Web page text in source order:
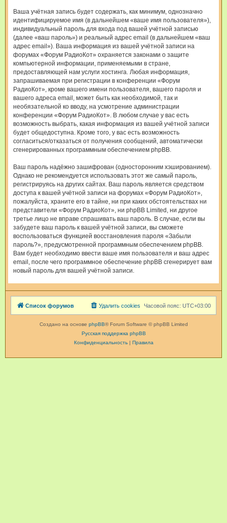
Ваша учётная запись будет содержать, как минимум, однозначно
идентифицируемое имя (в дальнейшем «ваше имя пользователя»),
индивидуальный пароль для входа под вашей учётной записью
(далее «ваш пароль») и реальный адрес email (в дальнейшем «ваш
адрес email»). Ваша информация из вашей учётной записи на
форумах «Форум РадиоКот» охраняется законами о защите
компьютерной информации, применяемыми в стране,
предоставляющей нам услуги хостинга. Любая информация,
запрашиваемая при регистрации в конференции «Форум
РадиоКот», кроме вашего имени пользователя, вашего пароля и
вашего адреса email, может быть как необходимой, так и
необязательной ко вводу, на усмотрение администрации
конференции «Форум РадиоКот». В любом случае у вас есть
возможность выбрать, какая информация из вашей учётной записи
будет общедоступна. Кроме того, у вас есть возможность
согласиться/отказаться от получения сообщений, автоматически
сгенерированных программным обеспечением phpBB.
Ваш пароль надёжно зашифрован (односторонним хэшированием).
Однако не рекомендуется использовать этот же самый пароль,
регистрируясь на других сайтах. Ваш пароль является средством
доступа к вашей учётной записи на форумах «Форум РадиоКот»,
пожалуйста, храните его в тайне, ни при каких обстоятельствах ни
представители «Форум РадиоКот», ни phpBB Limited, ни другое
третье лицо не вправе спрашивать ваш пароль. В случае, если вы
забудете ваш пароль к вашей учётной записи, вы сможете
воспользоваться функцией восстановления пароля «Забыли
пароль?», предусмотренной программным обеспечением phpBB.
Вам будет необходимо ввести ваше имя пользователя и ваш адрес
email, после чего программное обеспечение phpBB сгенерирует вам
новый пароль для вашей учётной записи.
Список форумов Часовой пояс: UTC+03:00
Удалить cookies
Создано на основе phpBB® Forum Software © phpBB Limited
Русская поддержка phpBB
Конфиденциальность| Правила